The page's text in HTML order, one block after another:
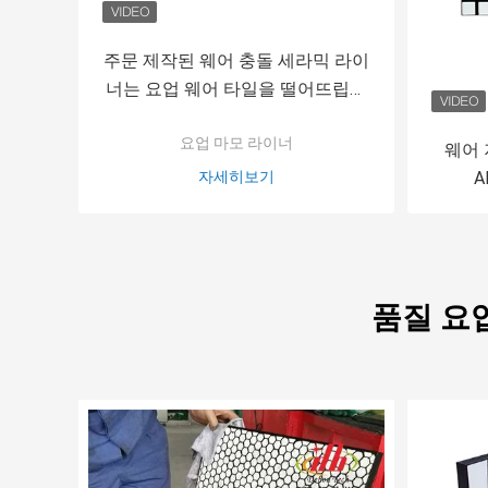
주문 제작된 웨어 충돌 세라믹 라이
너는 요업 웨어 타일을 떨어뜨립니
요업 마모 라이너
자세히보기
웨어
품질 요